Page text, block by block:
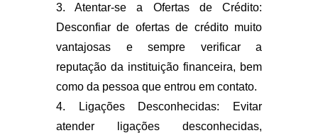
3. Atentar-se a Ofertas de Crédito:
Desconfiar de ofertas de crédito muito
vantajosas e sempre verificar a
reputação da instituição financeira, bem
como da pessoa que entrou em contato.
4. Ligações Desconhecidas: Evitar
atender ligações desconhecidas,